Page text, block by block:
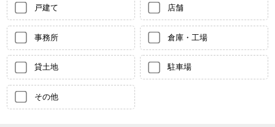
戸建て 店舗
事務所 倉庫・工場
貸土地 駐車場
その他